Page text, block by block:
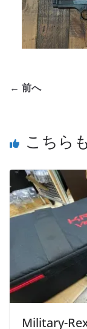
← 前へ
こちら
Military-